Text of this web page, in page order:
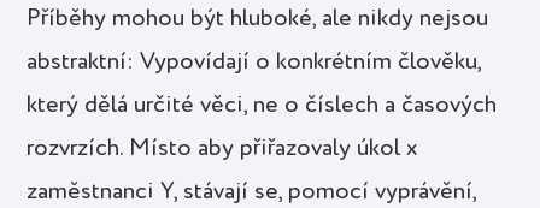
Příběhy mohou být hluboké, ale nikdy nejsou
abstraktní: Vypovídají o konkrétním člověku,
který dělá určité věci, ne o číslech a časových
rozvrzích. Místo aby přiřazovaly úkol x
zaměstnanci Y, stávají se, pomocí vyprávění,